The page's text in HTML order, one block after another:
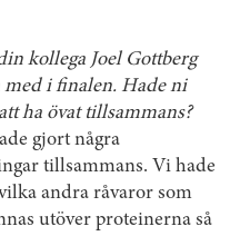
kollega Joel Gottberg
med i finalen. Hade ni
ha övat tillsammans?
gjort några
tillsammans. Vi hade
andra råvaror som
utöver proteinerna så